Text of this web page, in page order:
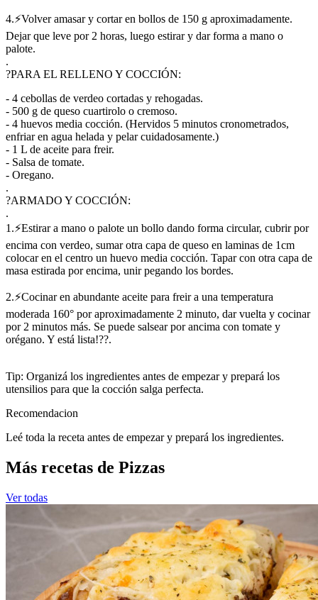
4.⚡Volver amasar y cortar en bollos de 150 g aproximadamente.
Dejar que leve por 2 horas, luego estirar y dar forma a mano o
palote.
.
?PARA EL RELLENO Y COCCIÓN:
- 4 cebollas de verdeo cortadas y rehogadas.
- 500 g de queso cuartirolo o cremoso.
- 4 huevos media cocción. (Hervidos 5 minutos cronometrados,
enfriar en agua helada y pelar cuidadosamente.)
- 1 L de aceite para freir.
- Salsa de tomate.
- Oregano.
.
?ARMADO Y COCCIÓN:
.
1.⚡Estirar a mano o palote un bollo dando forma circular, cubrir por
encima con verdeo, sumar otra capa de queso en laminas de 1cm
colocar en el centro un huevo media cocción. Tapar con otra capa de
masa estirada por encima, unir pegando los bordes.
2.⚡Cocinar en abundante aceite para freir a una temperatura
moderada 160° por aproximadamente 2 minuto, dar vuelta y cocinar
por 2 minutos más. Se puede salsear por ancima con tomate y
orégano. Y está lista!??.
Tip: Organizá los ingredientes antes de empezar y prepará los
utensilios para que la cocción salga perfecta.
Recomendacion
Leé toda la receta antes de empezar y prepará los ingredientes.
Más recetas de Pizzas
Ver todas